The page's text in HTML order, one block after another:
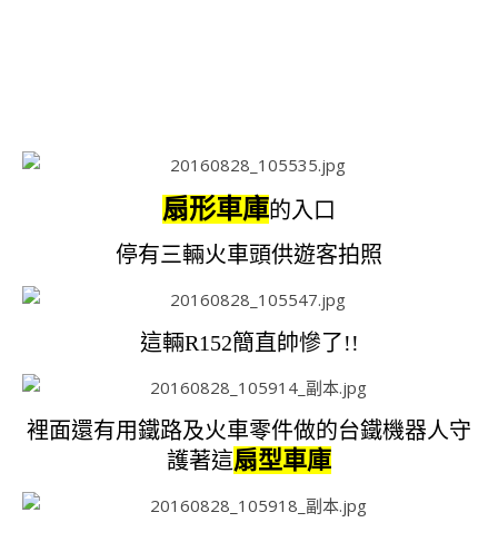
扇形車庫的入口
停有三輛火車頭供遊客拍照
這輛R152簡直帥慘了!!
裡面還有用鐵路及火車零件做的台鐵機器人守
護著這扇型車庫